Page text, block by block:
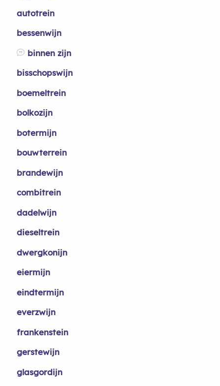
autotrein
bessenwijn
binnen zijn
bisschopswijn
boemeltrein
bolkozijn
botermijn
bouwterrein
brandewijn
combitrein
dadelwijn
dieseltrein
dwergkonijn
eiermijn
eindtermijn
everzwijn
frankenstein
gerstewijn
glasgordijn